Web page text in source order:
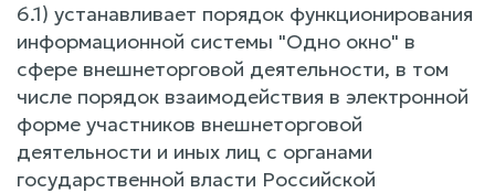
6.1) устанавливает порядок функционирования
информационной системы "Одно окно" в
сфере внешнеторговой деятельности, в том
числе порядок взаимодействия в электронной
форме участников внешнеторговой
деятельности и иных лиц с органами
государственной власти Российской